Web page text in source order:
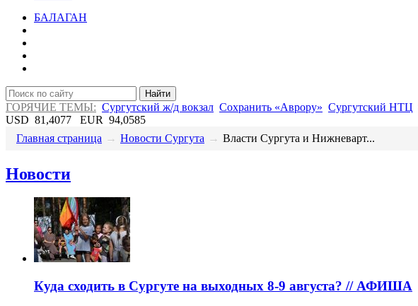
БАЛАГАН
Найти
ГОРЯЧИЕ ТЕМЫ: Сургутский ж/д вокзал Сохранить «Аврору» Сургутский НТЦ
USD 81,4077 EUR 94,0585
Главная страница → Новости Сургута → Власти Сургута и Нижневарт...
Новости
​Куда сходить в Сургуте на выходных 8-9 августа? // АФИША